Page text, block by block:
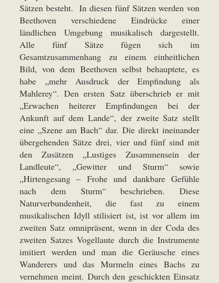
Sätzen besteht. In diesen fünf Sätzen werden von
Beethoven verschiedene Eindrücke einer
ländlichen Umgebung musikalisch dargestellt.
Alle fünf Sätze fügen sich im
Gesamtzusammenhang zu einem einheitlichen
Bild, von dem Beethoven selbst behauptete, es
habe „mehr Ausdruck der Empfindung als
Mahlerey“. Den ersten Satz überschrieb er mit
„Erwachen heiterer Empfindungen bei der
Ankunft auf dem Lande“, der zweite Satz stellt
eine „Szene am Bach“ dar. Die direkt ineinander
übergehenden Sätze drei, vier und fünf sind mit
den Zusätzen „Lustiges Zusammensein der
Landleute“, „Gewitter und Sturm“ sowie
„Hirtengesang – Frohe und dankbare Gefühle
nach dem Sturm“ beschrieben. Diese
Naturverbundenheit, die fast zu einem
musikalischen Idyll stilisiert ist, ist vor allem im
zweiten Satz omnipräsent, wenn in der Coda des
zweiten Satzes Vogellaute durch die Instrumente
imitiert werden und man die Geräusche eines
Wanderers und das Murmeln eines Bachs zu
vernehmen meint. Durch den geschickten Einsatz